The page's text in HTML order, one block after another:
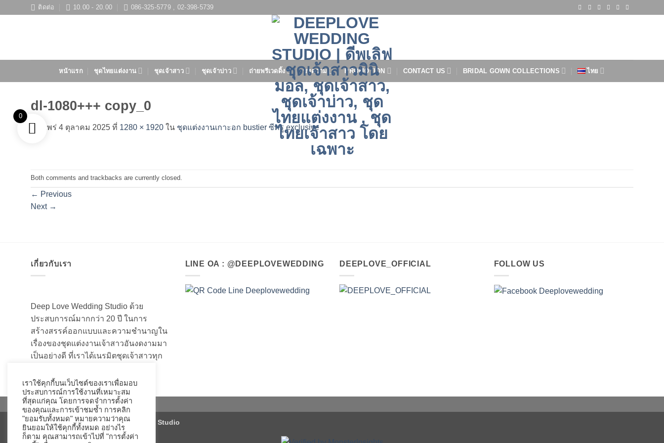
ติดต่อ 10.00 - 20.00 086-325-5779 , 02-398-5739
หน้าแรก ชุดไทยแต่งงาน ชุดเจ้าสาว ชุดเจ้าบ่าว ถ่ายพรีเวดดิ้ง บทความ PROMOTION CONTACT US BRIDAL GOWN COLLECTIONS ไทย
dl-1080+++ copy_0
เผยแพร่ 4 ตุลาคม 2025 ที่ 1280 × 1920 ใน ชุดแต่งงานเกาะอก ​bustier​ ซีทรู exclusive
Both comments and trackbacks are currently closed.
← Previous
Next →
เกี่ยวกับเรา
Deep Love Wedding Studio ด้วย
ประสบการณ์มากกว่า 20 ปี ในการ
สร้างสรรค์ออกแบบและความชำนาญใน
เรื่องของชุดแต่งงานเจ้าสาวอันงดงามมา
เป็นอย่างดี ที่เราได้เนรมิตชุดเจ้าสาวทุก
LINE OA : @DEEPLOVEWEDDING DEEPLOVE_OFFICIAL FOLLOW US
Copyright 2026 ©Deep Love Wedding Studio
เราใช้คุกกี้บนเว็บไซต์ของเราเพื่อมอบ
ประสบการณ์การใช้งานที่เหมาะสม
ที่สุดแก่คุณ โดยการจดจำการตั้งค่า
ของคุณและการเข้าชมซ้ำ การคลิก
"ยอมรับทั้งหมด" หมายความว่าคุณ
ยินยอมให้ใช้คุกกี้ทั้งหมด อย่างไร
ก็ตาม คุณสามารถเข้าไปที่ "การตั้งค่า
0